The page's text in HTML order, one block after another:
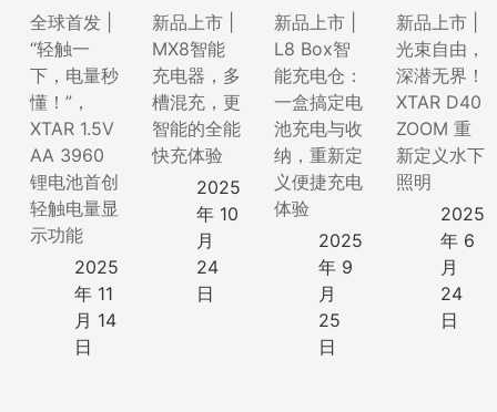
全球首发 |
“轻触一
下，电量秒
懂！”，
XTAR 1.5V
AA 3960
锂电池首创
轻触电量显
示功能
2025
年 11
月 14
日
新品上市 |
MX8智能
充电器，多
槽混充，更
智能的全能
快充体验
2025
年 10
月
24
日
新品上市 |
L8 Box智
能充电仓：
一盒搞定电
池充电与收
纳，重新定
义便捷充电
体验
2025
年 9
月
25
日
新品上市 |
光束自由，
深潜无界！
XTAR D40
ZOOM 重
新定义水下
照明
2025
年 6
月
24
日